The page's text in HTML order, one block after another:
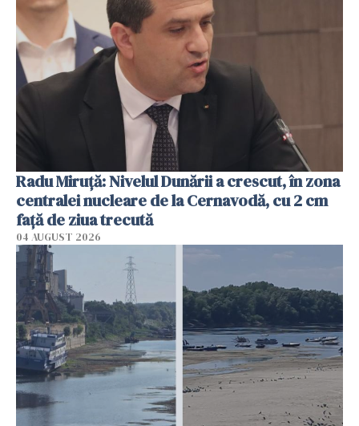
Radu Miruţă: Nivelul Dunării a crescut, în zona
centralei nucleare de la Cernavodă, cu 2 cm
faţă de ziua trecută
04 AUGUST 2026